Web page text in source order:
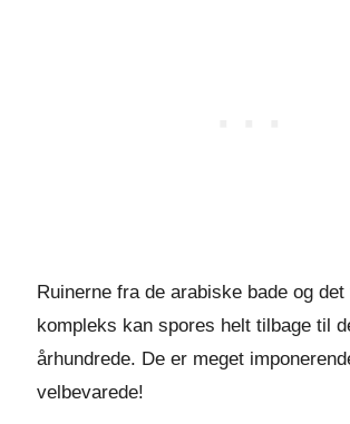
Ruinerne fra de arabiske bade og
kompleks kan spores helt tilbage til
århundrede. De er meget
velbevarede!